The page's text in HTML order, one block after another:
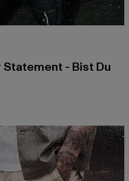
Statement - Bist Du